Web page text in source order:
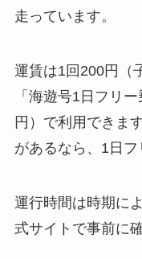
走っています。
運賃は1回200円（
「海遊号1日フリ
円）で利用できま
があるなら、1日フ
運行時間は時期に
式サイトで事前に